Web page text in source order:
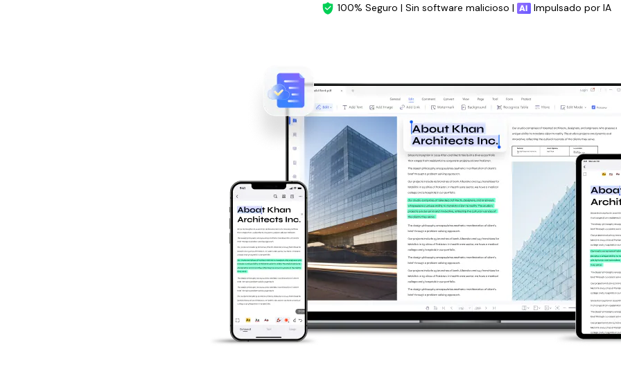
100% Seguro | Sin software malicioso | Impulsado por IA